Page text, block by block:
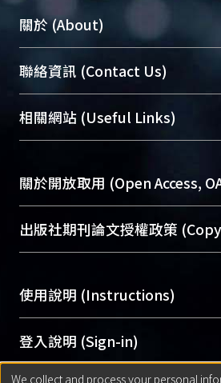
關於 (About)
臺大位居世界頂尖大學之列，
展現本校豐碩的研究成果及學
機構典藏（NTUR）與學術庫（
台，成為臺大學術典藏NTU
成果。
To permanently archive and
profiles and scholarly works,
services of “NTU
聯絡資訊 (Contact Us)
總館學科館員(Main Library)
醫學圖書館學科館員(Medical
Sciences Library)
相關網站 (Useful Links)
關於開放取用 (Open Access,
開放取用是從使用者角度提升
動，應用在學術研究上是透過
用逐年攀升。同時可加速研究
Archive）平台。 （點選深入了
出版社期刊論文授權政策
含部分內容的版權非匯入者
助與合作完成，請確認該版
意提供此授權。
Please represent that the
original work, and that you
使用說明 (Instructions)
網站簡介(Quickstart Guide)
使用手冊(Instruction
登入說明 (Sign-in)
We collect and process your personal